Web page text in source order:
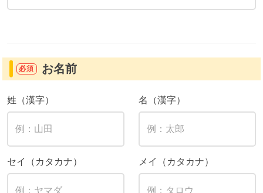
必須 お名前
姓（漢字） 名（漢字）
セイ（カタカナ） メイ（カタカナ）